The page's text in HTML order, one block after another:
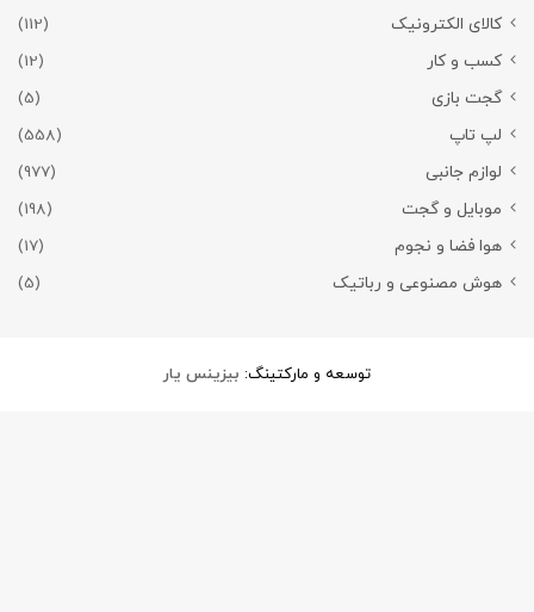
کالای الکترونیک
(112)
کسب و کار
(12)
گجت بازی
(5)
لپ تاپ
(558)
لوازم جانبی
(977)
موبایل و گجت
(198)
هوا فضا و نجوم
(17)
هوش مصنوعی و رباتیک
(5)
توسعه و مارکتینگ: بیزینس یار